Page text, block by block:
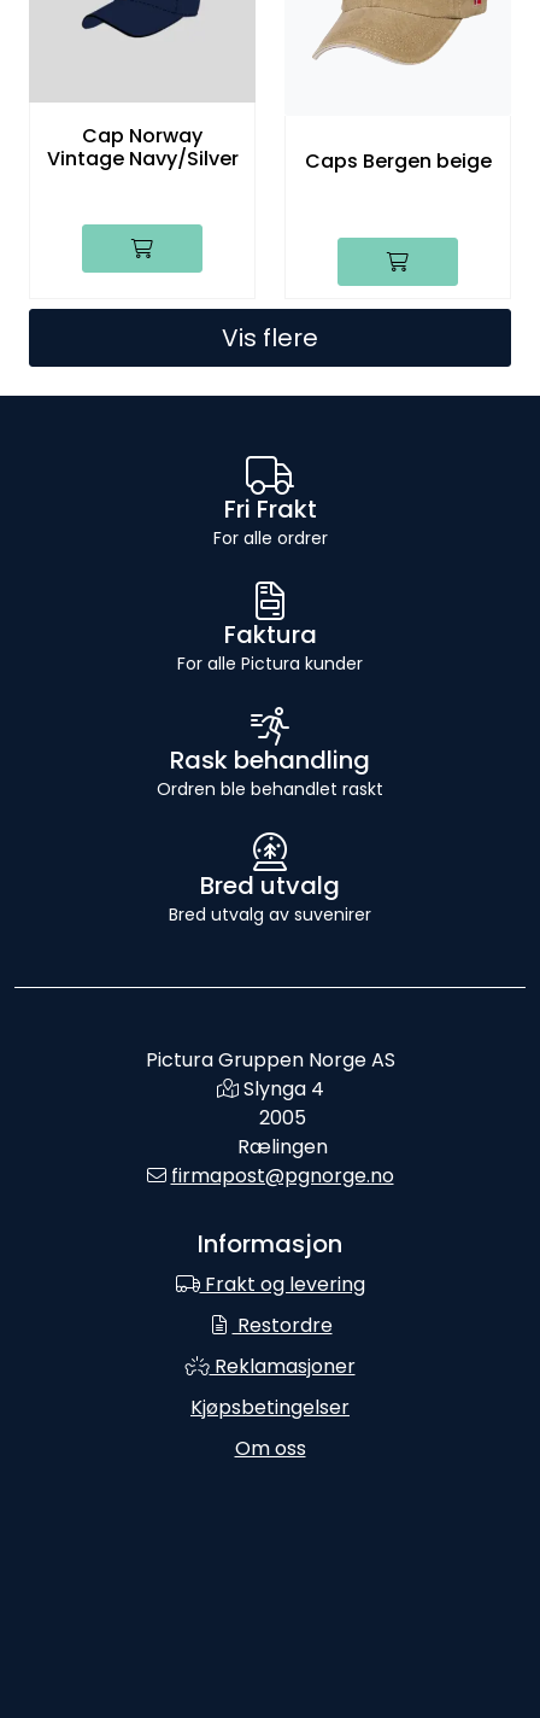
Cap Norway
Vintage Navy/Silver
Caps Bergen beige
Vis flere
Fri Frakt
For alle ordrer
Faktura
For alle Pictura kunder
Rask behandling
Ordren ble behandlet raskt
Bred utvalg
Bred utvalg av suvenirer
Pictura Gruppen Norge AS
Slynga 4
2005
Rælingen
firmapost@pgnorge.no
Informasjon
Frakt og levering
Restordre
Reklamasjoner
Kjøpsbetingelser
Om oss